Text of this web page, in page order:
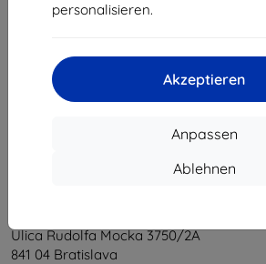
personalisieren.
Akzeptieren
Anpassen
Ablehnen
Ulica Rudolfa Mocka 3750/2A
841 04 Bratislava